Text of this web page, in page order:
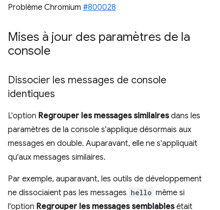
Problème Chromium #800028
Mises à jour des paramètres de la
console
Dissocier les messages de console
identiques
L'option Regrouper les messages similairesdans les
paramètres de la console s'applique désormais aux
messages en double. Auparavant, elle ne s'appliquait
qu'aux messages similaires.
Par exemple, auparavant, les outils de développement
ne dissociaient pas les messages hello même si
l'option Regrouper les messages semblablesétait